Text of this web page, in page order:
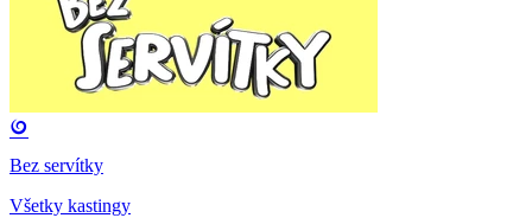
Bez servítky
Všetky kastingy